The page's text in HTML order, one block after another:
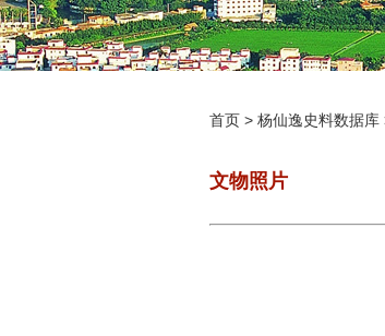
首页 > 杨仙逸史料数据库
文物照片